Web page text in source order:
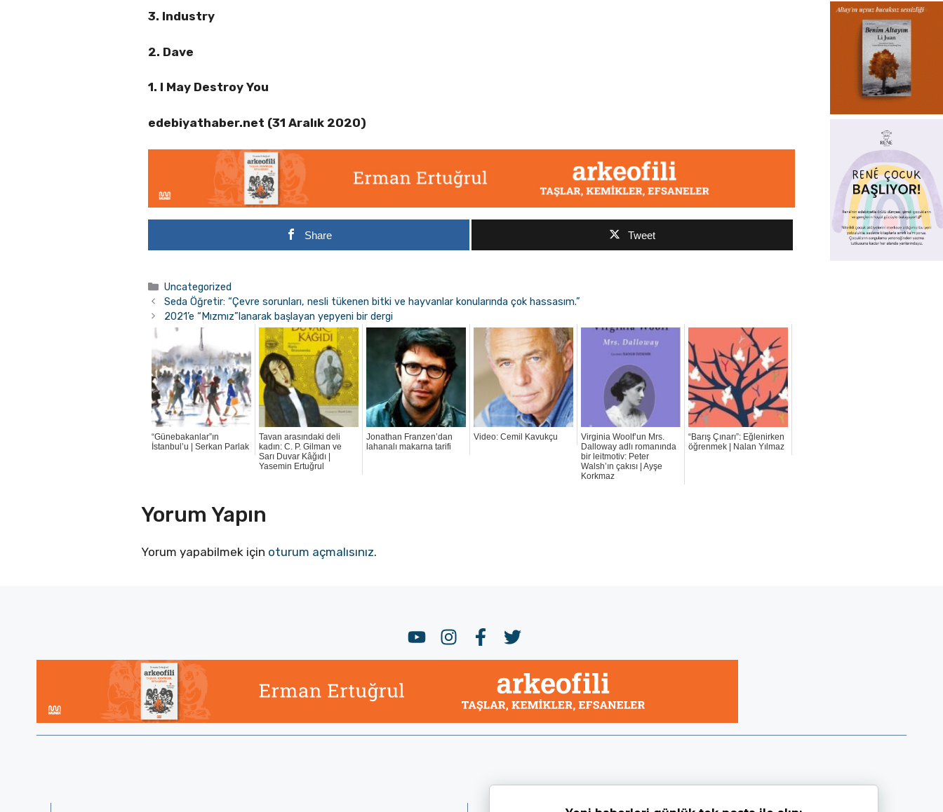
3. Industry
2. Dave
1. I May Destroy You
edebiyathaber.net (31 Aralık 2020)
Share Tweet
Kategoriler
Uncategorized
Seda Öğretir: “Çevre sorunları, nesli tükenen bitki ve hayvanlar konularında çok hassasım.”
2021’e “Mızmız”lanarak başlayan yepyeni bir dergi
“Günebakanlar”ın
İstanbul’u | Serkan Parlak
Tavan arasındaki deli
kadın: C. P. Gilman ve
Sarı Duvar Kâğıdı |
Yasemin Ertuğrul
Jonathan Franzen’dan
lahanalı makarna tarifi
Video: Cemil Kavukçu
Virginia Woolf’un Mrs.
Dalloway adlı romanında
bir leitmotiv: Peter
Walsh’ın çakısı | Ayşe
Korkmaz
“Barış Çınarı”: Eğlenirken
öğrenmek | Nalan Yılmaz
Yorum Yapın
Yorum yapabilmek için oturum açmalısınız.